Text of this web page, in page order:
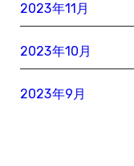
2023年11月
2023年10月
2023年9月